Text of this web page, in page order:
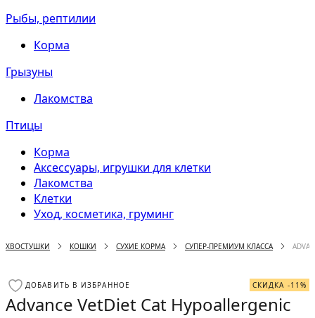
Рыбы, рептилии
Корма
Грызуны
Лакомства
Птицы
Корма
Аксессуары, игрушки для клетки
Лакомства
Клетки
Уход, косметика, груминг
ХВОСТУШКИ КОШКИ СУХИЕ КОРМА СУПЕР-ПРЕМИУМ КЛАССА
ДОБАВИТЬ В ИЗБРАННОЕ СКИДКА -11%
Advance VetDiet Cat Hypoallergenic